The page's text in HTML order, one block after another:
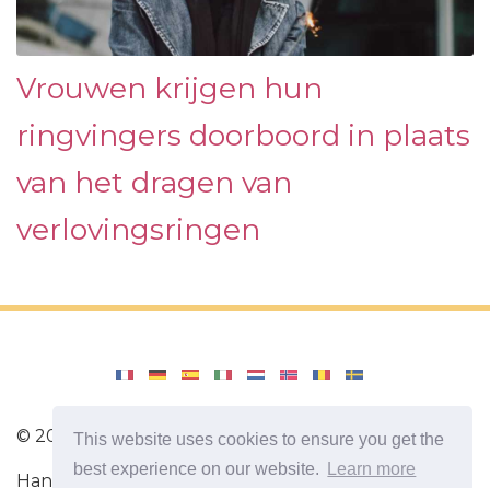
This website uses cookies to ensure you get the
best experience on our website.
Learn more
Vrouwen krijgen hun
ringvingers doorboord in plaats
van het dragen van
verlovingsringen
© 2026SelahCounselingStl
Handige tips om de relatie tussen een man en een